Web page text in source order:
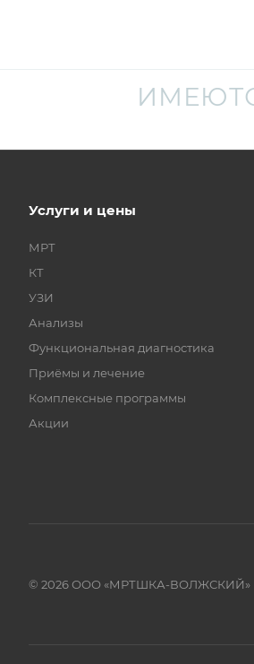
Услуги и цены
МРТ
КТ
УЗИ
Анализы
Функциональная диагностика
Приёмы и лечение
Комплексные программы
Акции
© 2026 ООО «МРТШКА-ВОЛЖСКИЙ»